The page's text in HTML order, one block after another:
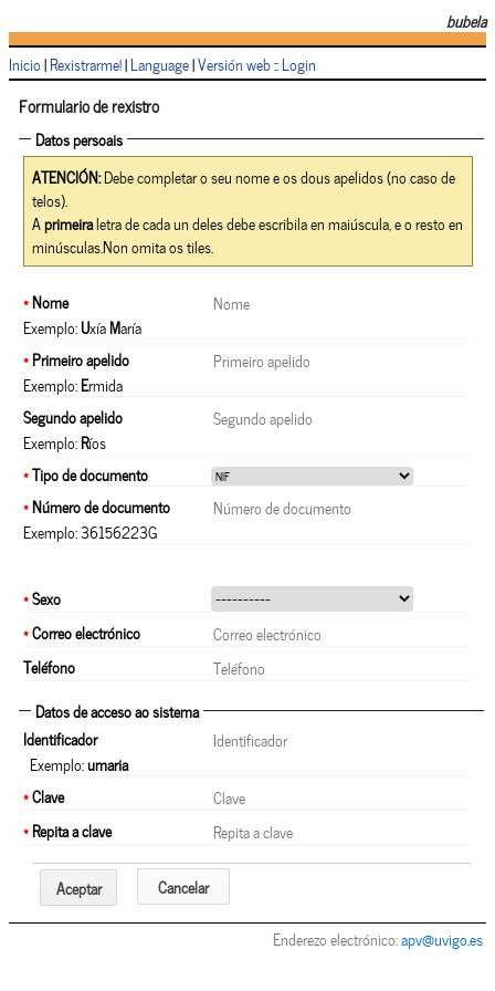
bubela
Inicio|Rexistrarme!|Language|Versión web::Login
Formulario de rexistro
Datos persoais
ATENCIÓN:Debe completar o seu nome e os dous apelidos (no caso de
telos).
Aprimeiraletra de cada un deles debe escribila en maiúscula, e o resto en
minúsculas.Non omita os tiles.
*Nome
Exemplo:UxíaMaría
*Primeiro apelido
Exemplo:Ermida
Segundo apelido
Exemplo:Ríos
*Tipo de documento
*Número de documento
Exemplo: 36156223G
*Sexo
*Correo electrónico
Teléfono
Datos de acceso ao sistema
Identificador
Exemplo:umaria
*Clave
*Repita a clave
Aceptar Cancelar
Enderezo electrónico:apv@uvigo.es